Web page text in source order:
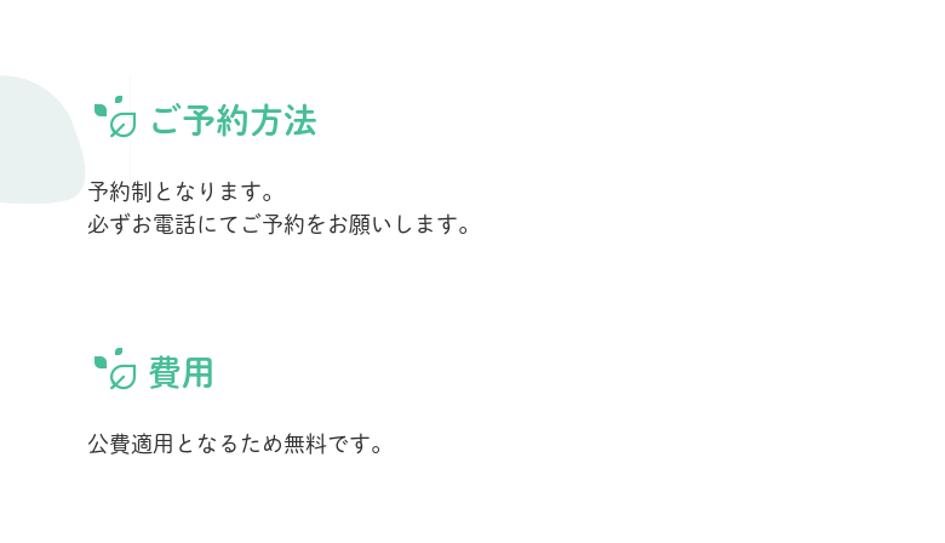
ご予約方法
予約制となります。
必ずお電話にてご予約をお願いします。
費用
公費適用となるため無料です。